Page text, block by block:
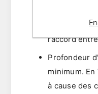
Toujours 1
raccord
Profondeur
minimum.
à cause des